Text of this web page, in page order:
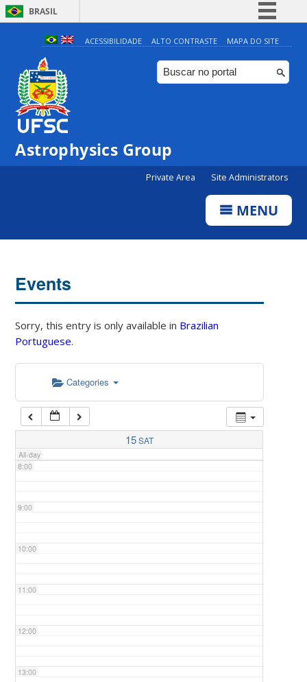
BRASIL
Simplifique!
Comunica BR
Participe
ACESSIBILIDADE ALTO CONTRASTE MAPA DO SITE
Astrophysics Group
Private Area Site Administrators
MENU
Events
Sorry, this entry is only available in Brazilian
Portuguese.
Categories
15SAT
All-day
4:00
5:00
7:00
8:00
9:00
10:00
11:00
12:00
13:00